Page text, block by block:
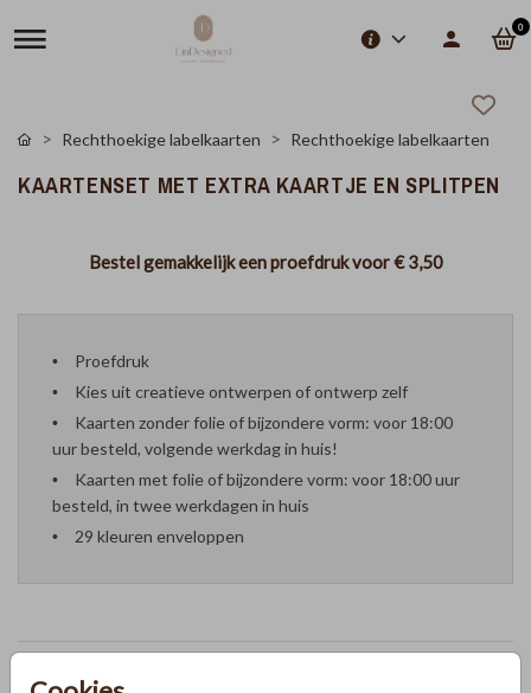
0
Rechthoekige labelkaarten Rechthoekige labelkaarten
KAARTENSET MET EXTRA KAARTJE EN SPLITPEN
Bestel gemakkelijk een proefdruk voor€ 3,50
Proefdruk
Kies uit creatieve ontwerpen of ontwerp zelf
Kaarten zonder folie of bijzondere vorm: voor 18:00
uur besteld, volgende werkdag in huis!
Kaarten met folie of bijzondere vorm: voor 18:00 uur
besteld, in twee werkdagen in huis
29 kleuren enveloppen
Formaten en prijzen